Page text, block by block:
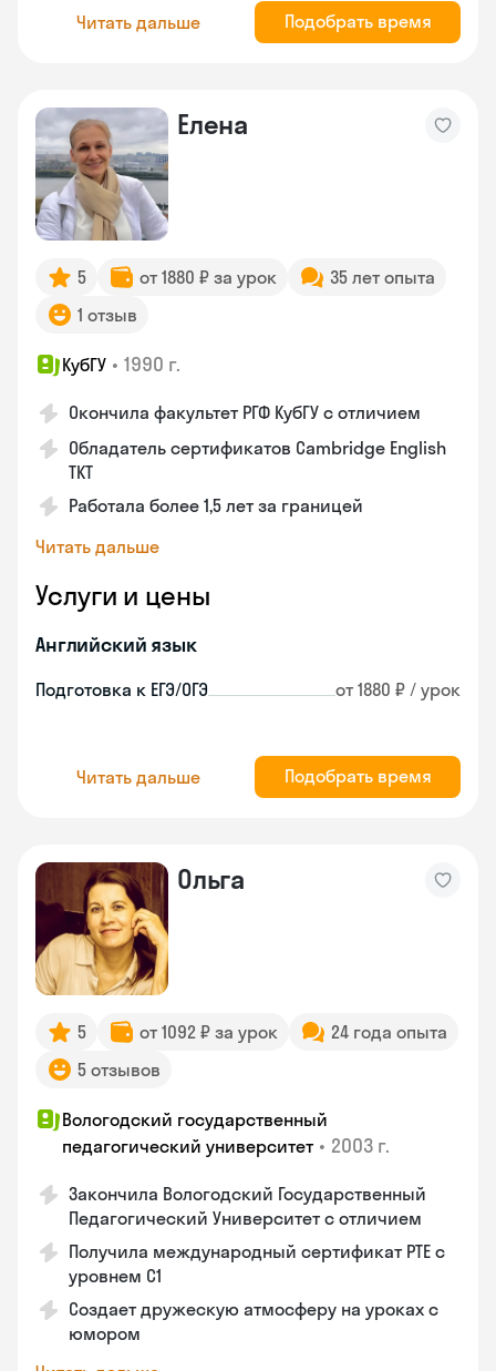
Читать дальше Подобрать время
Елена
5 от 1880 ₽ за урок
35 лет опыта
1 отзыв
КубГУ • 1990 г.
Окончила факультет РГФ КубГУ с отличием
Обладатель сертификатов Cambridge English
TKT
Работала более 1,5 лет за границей
Читать дальше
Услуги и цены
Английский язык
Подготовка к ЕГЭ/ОГЭ от 1880 ₽ / урок
Читать дальше Подобрать время
Ольга
5 от 1092 ₽ за урок
24 года опыта
5 отзывов
Вологодский государственный
педагогический университет • 2003 г.
Закончила Вологодский Государственный
Педагогический Университет с отличием
Получила международный сертификат PTE с
уровнем C1
Создает дружескую атмосферу на уроках с
юмором